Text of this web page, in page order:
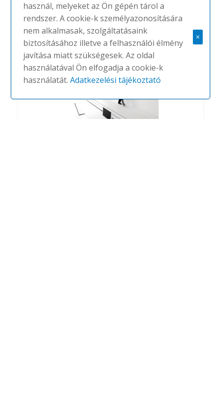
Esedra
IVM NINCS
használ, melyeket az Ön gépén tárol a
rendszer. A cookie-k személyazonosítására
nem alkalmasak, szolgáltatásaink
biztosításához illetve a felhasználói élmény
javítása miatt szükségesek. Az oldal
használatával Ön elfogadja a cookie-k
használatát.Adatkezelési tájékoztató
×